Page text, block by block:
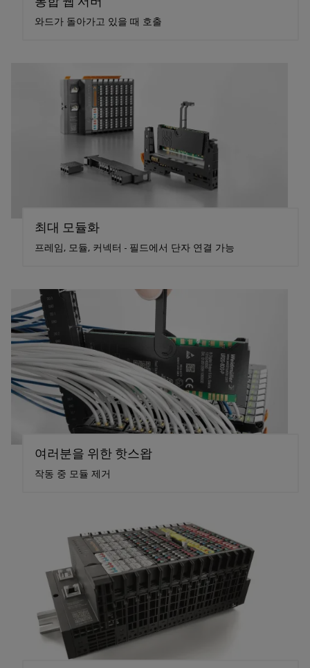
와드가 돌아가고 있을 때 호출
최대 모듈화
프레임, 모듈, 커넥터 - 필드에서 단자 연결 가능
여러분을 위한 핫스왑
작동 중 모듈 제거